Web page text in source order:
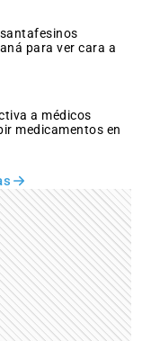
para ver cara a
a médicos
medicamentos en